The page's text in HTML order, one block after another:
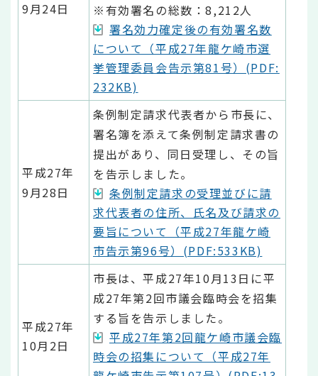
9月24日
※有効署名の総数：8,212人
署名効力確定後の有効署名数
について（平成27年龍ケ崎市選
挙管理委員会告示第81号）(PDF:
232KB)
平成27年
9月28日
条例制定請求代表者から市長に、
署名簿を添えて条例制定請求書の
提出があり、同日受理し、その旨
を告示しました。
条例制定請求の受理並びに請
求代表者の住所、氏名及び請求の
要旨について（平成27年龍ケ崎
市告示第96号）(PDF:533KB)
平成27年
10月2日
市長は、平成27年10月13日に平
成27年第2回市議会臨時会を招集
する旨を告示しました。
平成27年第2回龍ケ崎市議会臨
時会の招集について（平成27年